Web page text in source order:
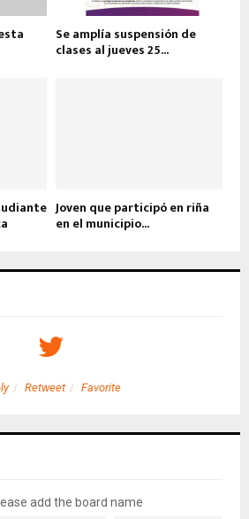
Se amplía suspensión de
clases al jueves 25...
Joven que participó en riña
en el municipio...
Retweet Favorite
add the board name